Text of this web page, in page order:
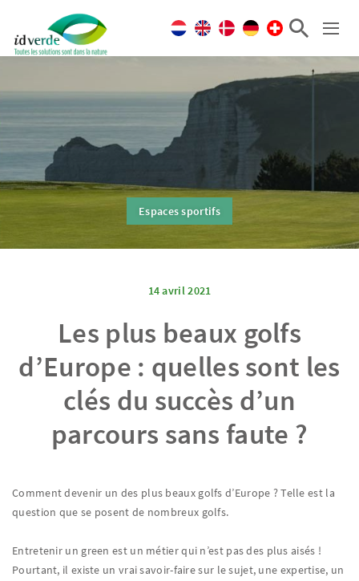
Espaces sportifs
14 avril 2021
Les plus beaux golfs
d’Europe : quelles sont les
clés du succès d’un
parcours sans faute ?
Comment devenir un des plus beaux golfs d’Europe ? Telle est la
question que se posent de nombreux golfs.
Entretenir un green est un métier qui n’est pas des plus aisés !
Pourtant, il existe un vrai savoir-faire sur le sujet, une expertise, un